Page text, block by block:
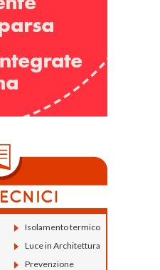
Isolamento termico
Luce in Architettura
Prevenzione